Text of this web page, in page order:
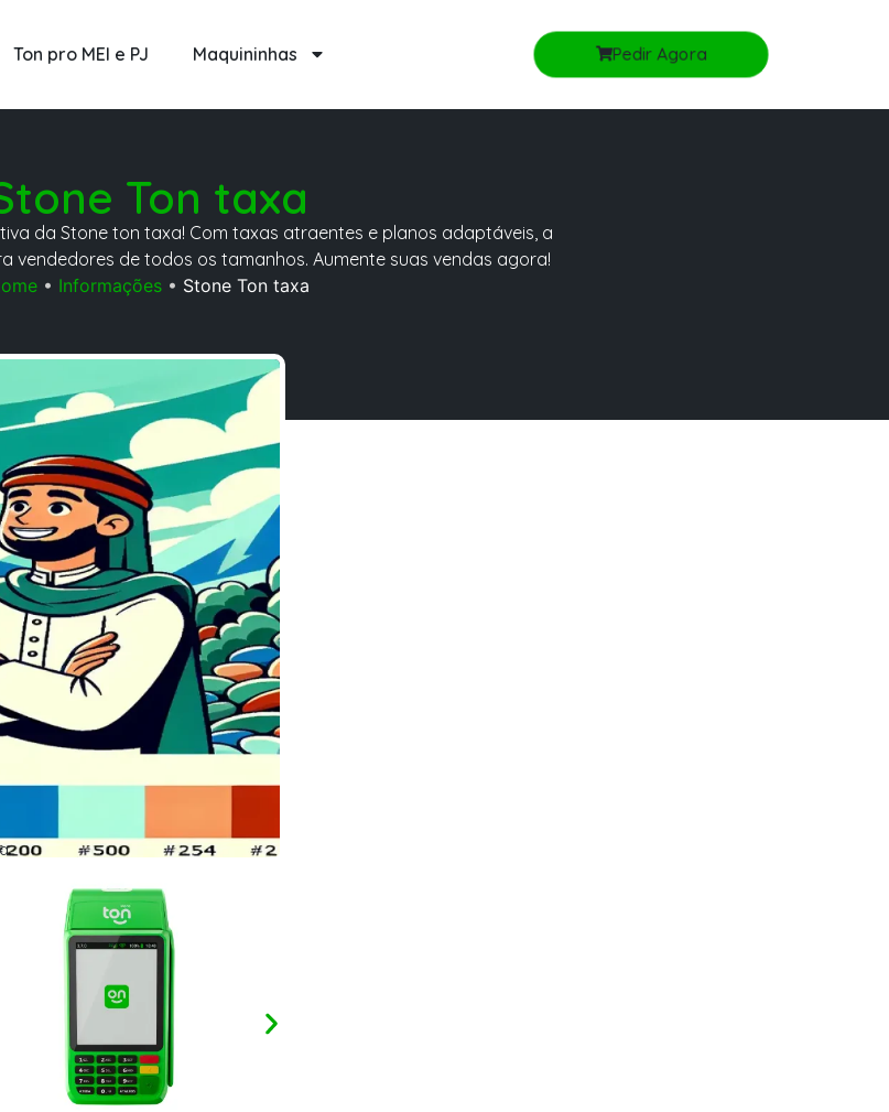
Ton pro MEI e PJ Maquininhas Pedir Agora
Ton taxa
da Stone ton taxa! Com taxas atraentes e planos adaptáveis, a
vendedores de todos os tamanhos. Aumente suas vendas agora!
• Informações • Stone Ton taxa